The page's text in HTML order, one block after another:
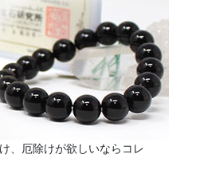
、厄除けが欲しいならコレ